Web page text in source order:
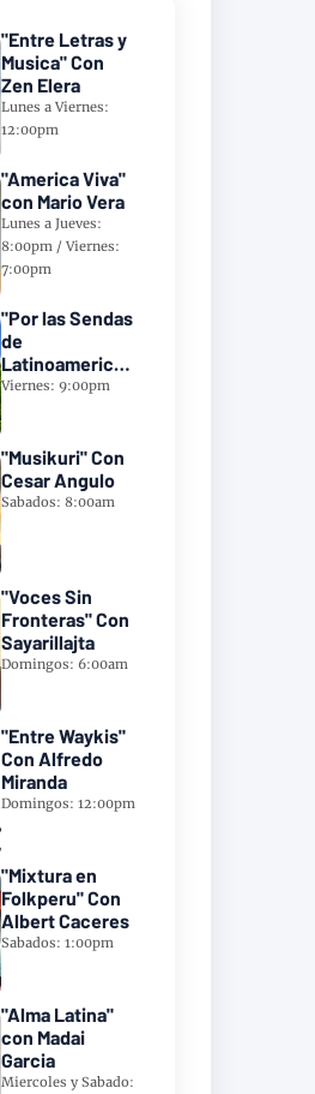
"Entre Letras y
Musica" Con
Zen Elera
Lunes a Viernes:
12:00pm
"America Viva"
con Mario Vera
Lunes a Jueves:
8:00pm / Viernes:
7:00pm
"Por las Sendas
de
Latinoamerica"
Con Frank
Viernes: 9:00pm
"Musikuri" Con
Cesar Angulo
Sabados: 8:00am
"Voces Sin
Fronteras" Con
Sayarillajta
Domingos: 6:00am
"Entre Waykis"
Con Alfredo
Miranda
Domingos: 12:00pm
"Mixtura en
Folkperu" Con
Albert Caceres
Sabados: 1:00pm
"Alma Latina"
con Madai
Garcia
Miercoles y Sabado: